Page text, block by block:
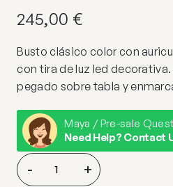
245,00 €
Busto clásico color con
con tira de luz led
pegado sobre tabla y
Maya / Pre-sale
Need Help? Contact
BUSTO
COLOR-
- +